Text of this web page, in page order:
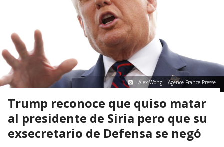
Alex Wong | Agence France Presse
Trump reconoce que quiso matar
al presidente de Siria pero que su
exsecretario de Defensa se negó